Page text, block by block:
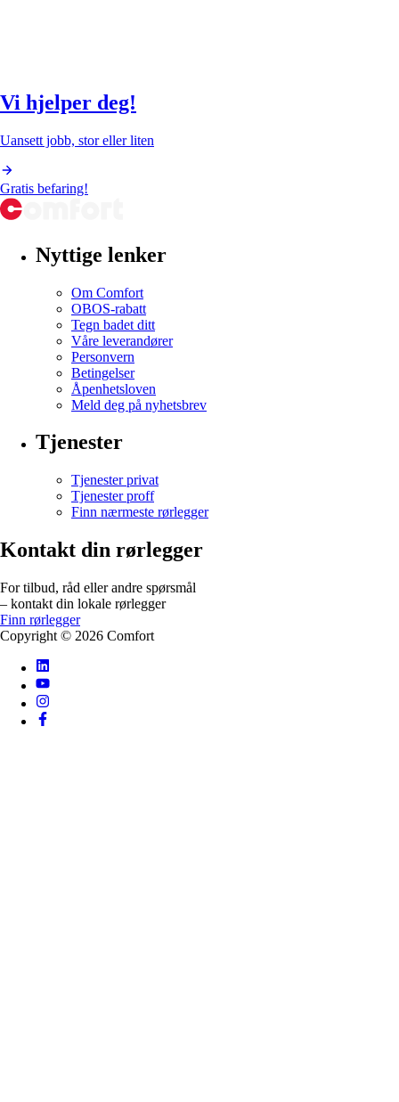
Vi hjelper deg!
Uansett jobb, stor eller liten
Gratis befaring!
Nyttige lenker
Om Comfort
OBOS-rabatt
Tegn badet ditt
Våre leverandører
Personvern
Betingelser
Åpenhetsloven
Meld deg på nyhetsbrev
Tjenester
Tjenester privat
Tjenester proff
Finn nærmeste rørlegger
Kontakt din rørlegger
For tilbud, råd eller andre spørsmål
– kontakt din lokale rørlegger
Finn rørlegger
Copyright © 2026 Comfort